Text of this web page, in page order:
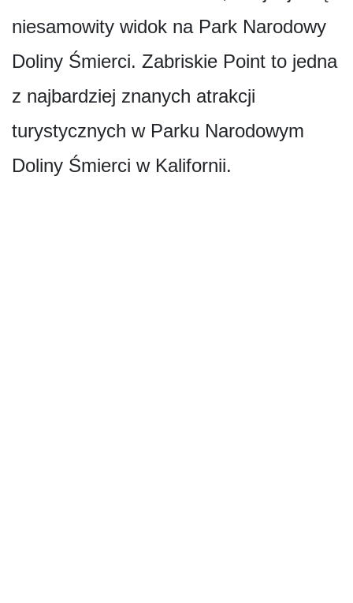
niesamowity widok na Park Narodowy
Doliny Śmierci. Zabriskie Point to jedna
z najbardziej znanych atrakcji
turystycznych w Parku Narodowym
Doliny Śmierci w Kalifornii.